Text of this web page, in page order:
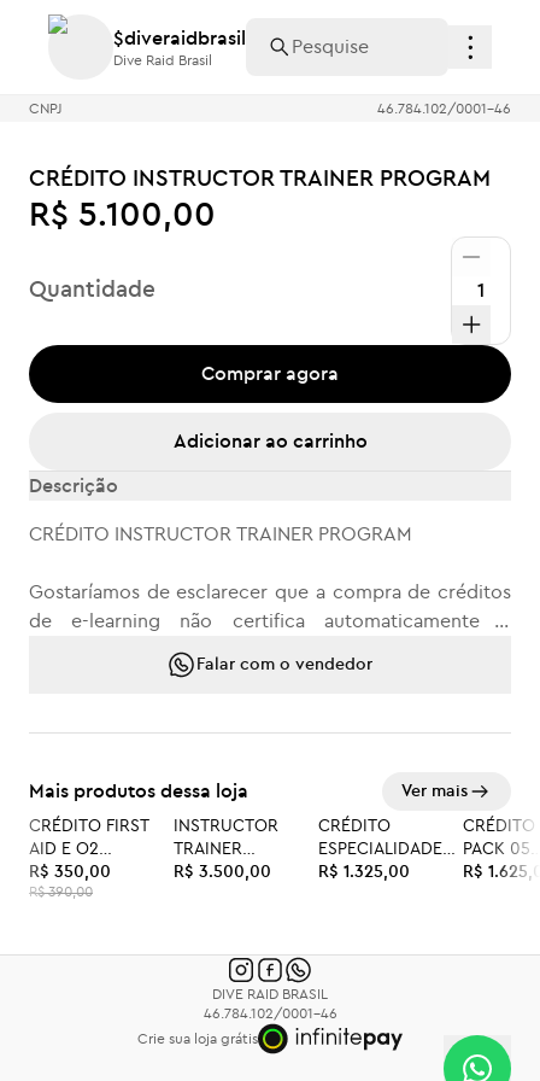
$diveraidbrasil
Dive Raid Brasil
$diveraidbrasil
Dive Raid Brasil
CNPJ 46.784.102/0001-46
CRÉDITO INSTRUCTOR TRAINER PROGRAM
R$ 5.100,00
Quantidade
Comprar agora
Adicionar ao carrinho
Descrição
CRÉDITO INSTRUCTOR TRAINER PROGRAM
Gostaríamos de esclarecer que a compra de créditos
de e-learning não certifica automaticamente o
comprador como Instrutor Trainer. Os créditos de e-
learning são uma parte essencial do processo de
obter a certificação, é necessário complementar o
supervisionadas com nosso Instructor Trainer Trainer.
É imprescindível que todos os compradores de
créditos de e-learning entrem em contato com um de
estão à disposição para fornecer orientações
adicionais e garantir que cada aluno obtenha a
Falar com o vendedor
Mais produtos dessa loja Ver mais
-10%
CRÉDITO FIRST
AID E O2
PROVIDER
COMBO
R$ 350,00
R$ 390,00
INSTRUCTOR
TRAINER
CROSSOVER
R$ 3.500,00
CRÉDITO
ESPECIALIDADE
PACK 05
R$ 1.325,00
CRÉDITO
PACK 05
R$
DIVE RAID BRASIL
46.784.102/0001-46
Crie sua loja grátis